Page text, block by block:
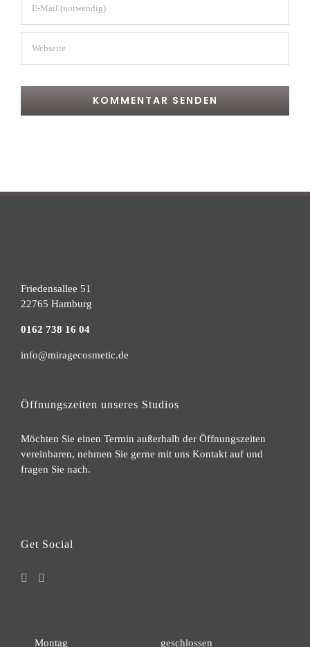
Friedensallee 51
22765 Hamburg
0162 738 16 04
info@miragecosmetic.de
Öffnungszeiten unseres Studios
Möchten Sie einen Termin außerhalb der Öffnungszeiten
vereinbaren, nehmen Sie gerne mit uns Kontakt auf und
fragen Sie nach.
Get Social
Montag geschlossen